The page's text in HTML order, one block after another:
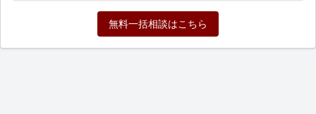
無料一括相談はこちら